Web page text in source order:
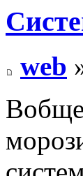
web